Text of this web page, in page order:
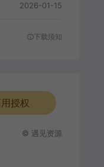
2026-01-15
下载须知
授权
© 遇见资源